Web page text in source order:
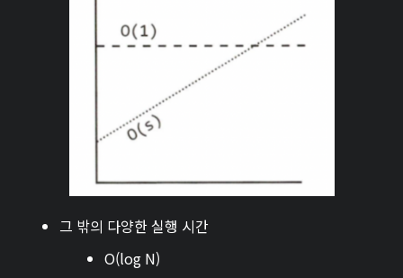
그 밖의 다양한 실행 시간
O(log N)